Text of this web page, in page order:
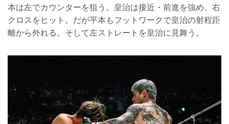
本は左でカウンターを狙う。皇治は接近・前進を強め、右
クロスをヒット。だが平本もフットワークで皇治の射程距
離から外れる。そして左ストレートを皇治に見舞う。